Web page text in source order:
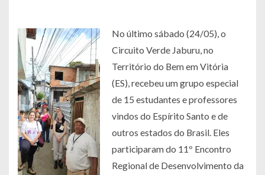
No último sábado (24/05), o
Circuito Verde Jaburu, no
Território do Bem em Vitória
(ES), recebeu um grupo especial
de 15 estudantes e professores
vindos do Espírito Santo e de
outros estados do Brasil. Eles
participaram do 11º Encontro
Regional de Desenvolvimento da